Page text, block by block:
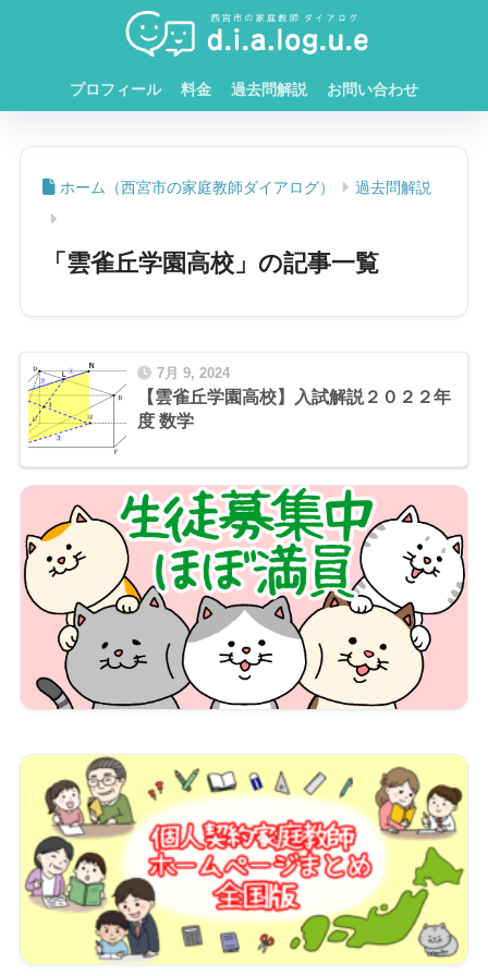
プロフィール 料金 過去問解説 お問い合わせ
ホーム 過去問解説
「雲雀丘学園高校」の記事一覧
7月 9, 2024
【雲雀丘学園高校】入試解説２０２２年
度 数学